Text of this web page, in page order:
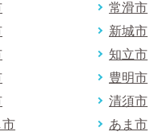
常滑市
新城市
知立市
豊明市
清須市
市
あま市